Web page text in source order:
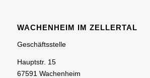
WACHENHEIM IM ZELLERTAL
Geschäftsstelle
Hauptstr. 15
67591 Wachenheim